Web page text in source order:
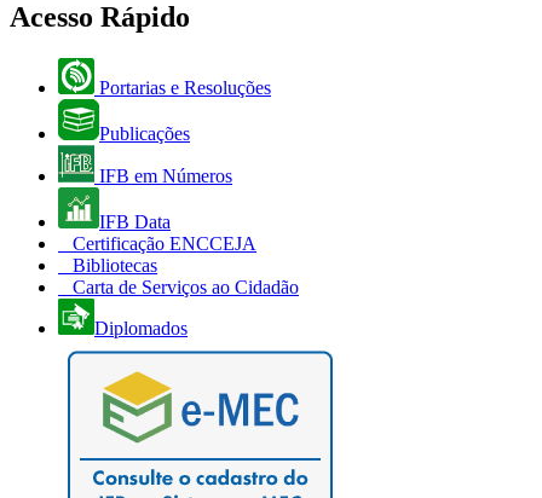
Acesso Rápido
Portarias e Resoluções
Publicações
IFB em Números
IFB Data
Certificação ENCCEJA
Bibliotecas
Carta de Serviços ao Cidadão
Diplomados